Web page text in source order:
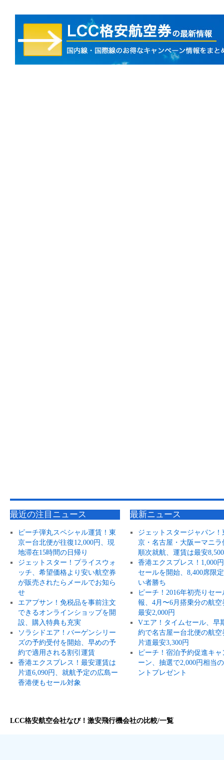
最近の注目ニュース
ピーチ弾丸スペシャル運賃！東
京ー台北便が往復12,000円、現
地滞在15時間の日帰り
ジェットスター！プライスウォ
ッチ、希望価格より安い航空券
が販売されたらメールでお知ら
せ
エアプサン！免税品を事前注文
できるオンラインショップを開
設、購入特典も充実
ソラシドエア！バーゲンシリー
ズの予約受付を開始、早めの予
約で適用される割引運賃
香港エクスプレス！最安運賃は
片道6,090円、就航予定の広島ー
香港便もセール対象
最新ニュース
ジェットスタージャパン！
京・名古屋・大阪ーマニラ
順次就航、運賃は最安
香港エクスプレス！1,000
セールを開始、8,400席限
い者勝ち
ピーチ！2016年初売りセー
報、4月〜6月搭乗分の航空
最安2,000円
Vエア！タイムセール、早
約で名古屋ー台北便の航空
片道最安3,300円
ピーチ！宿泊予約促進キャ
ーン、抽選で2,000円相当
ントプレゼント
LCC格安航空会社なび！激安飛行機会社の比較/一覧